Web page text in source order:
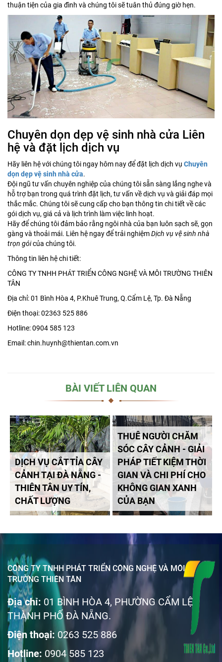
thuận tiện của gia đình và chúng tôi sẽ tuân thủ đúng giờ hẹn.
Chuyên dọn dẹp vệ sinh nhà cửa Liên
hệ và đặt lịch dịch vụ
Hãy liên hệ với chúng tôi ngay hôm nay để đặt lịch dịch vụ Chuyên
dọn dẹp vệ sinh nhà cửa.
Đội ngũ tư vấn chuyên nghiệp của chúng tôi sẵn sàng lắng nghe và
hỗ trợ bạn trong quá trình đặt lịch, tư vấn về dịch vụ và giải đáp mọi
thắc mắc. Chúng tôi sẽ cung cấp cho bạn thông tin chi tiết về các
gói dịch vụ, giá cả và lịch trình làm việc linh hoạt.
Hãy để chúng tôi đảm bảo rằng ngôi nhà của bạn luôn sạch sẽ, gọn
gàng và thoải mái. Liên hệ ngay để trải nghiệmDịch vụ vệ sinh nhà
trọn góicủa chúng tôi.
Thông tin liên hệ chi tiết:
CÔNG TY TNHH PHÁT TRIỂN CÔNG NGHỆ VÀ MÔI TRƯỜNG THIÊN
TÂN
Địa chỉ: 01 Bình Hòa 4, P.Khuê Trung, Q.Cẩm Lệ, Tp. Đà Nẵng
Điện thoại: 02363 525 886
Hotline: 0904 585 123
Email: chin.huynh@thientan.com.vn
BÀI VIẾT LIÊN QUAN
DỊCH VỤ CẮT TỈA CÂY
CẢNH TẠI ĐÀ NẴNG -
THIÊN TÂN UY TÍN,
CHẤT LƯỢNG
THUÊ NGƯỜI CHĂM
SÓC CÂY CẢNH - GIẢI
PHÁP TIẾT KIỆM THỜI
GIAN VÀ CHI PHÍ CHO
KHÔNG GIAN XANH
CỦA BẠN
CÔNG TY TNHH PHÁT TRIỂN CÔNG NGHỆ VÀ MÔI
TRƯỜNG THIÊN TÂN
Địa chỉ: 01 BÌNH HÒA 4, PHƯỜNG CẨM LỆ
THÀNH PHỐ ĐÀ NẴNG.
Điện thoại: 0263 525 886
Hotline: 0904 585 123